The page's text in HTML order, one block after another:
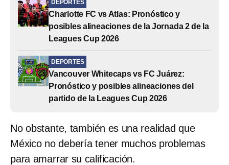
DEPORTES
Charlotte FC vs Atlas: Pronóstico y
posibles alineaciones de la Jornada 2 de la
Leagues Cup 2026
DEPORTES
Vancouver Whitecaps vs FC Juárez:
Pronóstico y posibles alineaciones del
partido de la Leagues Cup 2026
No obstante, también es una realidad que
México no debería tener muchos problemas
para amarrar su calificación.